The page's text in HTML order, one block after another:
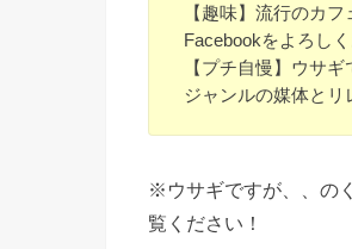
【趣味】流行のカ
Facebookをよろし
【プチ自慢】ウサ
ジャンルの媒体とリ
※ウサギですが、、の
覧ください！